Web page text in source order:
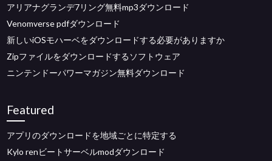
アリアナグランデ7リング無料mp3ダウンロード
Venomverse pdfダウンロード
新しいiOSモハーベをダウンロードする必要がありますか
Zipファイルをダウンロードするソフトウェア
ニンテンドーパワーマガジン無料ダウンロード
Featured
アプリのダウンロードを地域ごとに特定する
Kylo renビートサーベルmodダウンロード